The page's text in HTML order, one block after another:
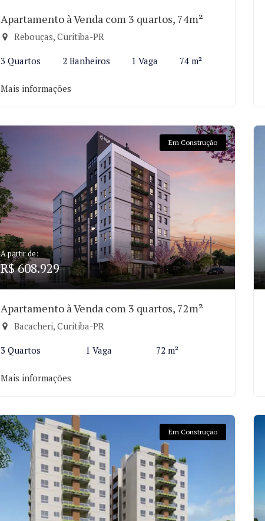
Apartamento à Venda com 3 quartos, 74m²
Rebouças, Curitiba-PR
3 Quartos 2 Banheiros 1 Vaga 74 m²
Mais informações
Em Construção
A partir de:
R$ 608.929
Apartamento à Venda com 3 quartos, 72m²
Bacacheri, Curitiba-PR
3 Quartos 1 Vaga 72 m²
Mais informações
Em Construção